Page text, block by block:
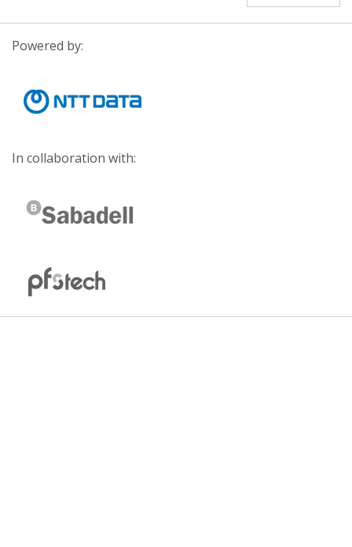
Powered by:
In collaboration with: